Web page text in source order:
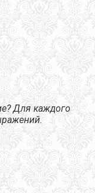
Для каждого